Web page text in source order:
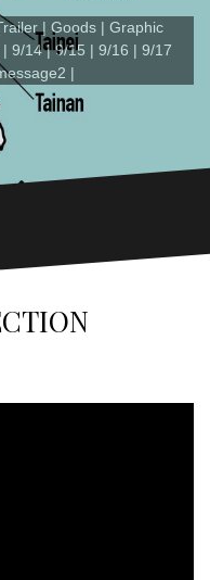
Goods
Graphic
9/14 9/15 9/16
9/17